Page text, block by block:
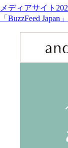
メディアサイト
「BuzzFeed